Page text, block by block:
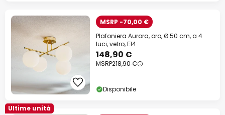
MSRP -70,00 €
Plafoniera Aurora, oro, Ø 50 cm, a 4
luci, vetro, E14
148,90 €
MSRP218,90 €
Disponibile
Ultime unità